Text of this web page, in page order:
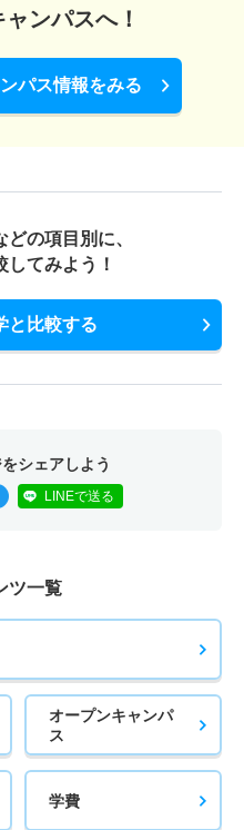
ンパスへ！
パス情報をみる
の項目別に、
してみよう！
と比較する
シェアしよう
LINEで送る
ツ一覧
オープンキャンパ
ス
学費